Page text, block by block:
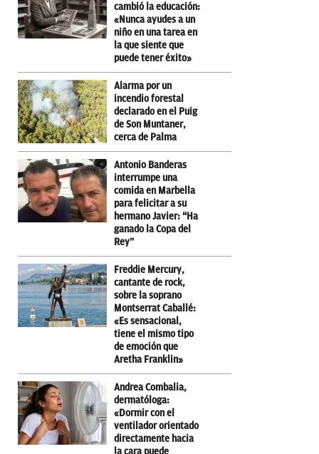
cambió la educación:
«Nunca ayudes a un
niño en una tarea en
la que siente que
puede tener éxito»
Alarma por un
incendio forestal
declarado en el Puig
de Son Muntaner,
cerca de Palma
Antonio Banderas
interrumpe una
comida en Marbella
para felicitar a su
hermano Javier: “Ha
ganado la Copa del
Rey”
Freddie Mercury,
cantante de rock,
sobre la soprano
Montserrat Caballé:
«Es sensacional,
tiene el mismo tipo
de emoción que
Aretha Franklin»
Andrea Combalia,
dermatóloga:
«Dormir con el
ventilador orientado
directamente hacia
la cara puede